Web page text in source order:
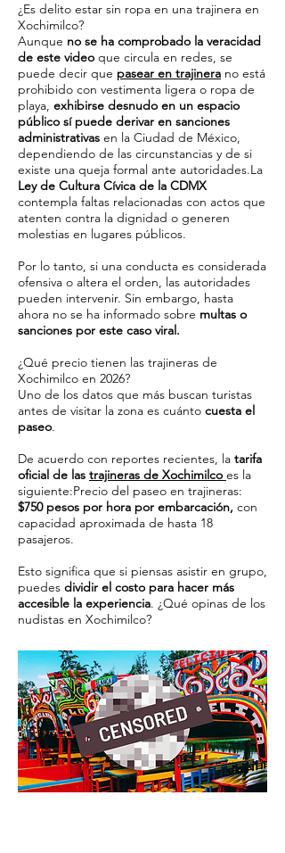
¿Es delito estar sin ropa en una trajinera en
Xochimilco?
Aunque no se ha comprobado la veracidad
de este video que circula en redes, se
puede decir que pasear en trajinera no está
prohibido con vestimenta ligera o ropa de
playa, exhibirse desnudo en un espacio
público sí puede derivar en sanciones
administrativas en la Ciudad de México,
dependiendo de las circunstancias y de si
existe una queja formal ante autoridades.La
Ley de Cultura Cívica de la CDMX
contempla faltas relacionadas con actos que
atenten contra la dignidad o generen
molestias en lugares públicos.
Por lo tanto, si una conducta es considerada
ofensiva o altera el orden, las autoridades
pueden intervenir. Sin embargo, hasta
ahora no se ha informado sobre multas o
sanciones por este caso viral.
¿Qué precio tienen las trajineras de
Xochimilco en 2026?
Uno de los datos que más buscan turistas
antes de visitar la zona es cuánto cuesta el
paseo.
De acuerdo con reportes recientes, la tarifa
oficial de las trajineras de Xochimilco es la
siguiente:Precio del paseo en trajineras:
$750 pesos por hora por embarcación, con
capacidad aproximada de hasta 18
pasajeros.
Esto significa que si piensas asistir en grupo,
puedes dividir el costo para hacer más
accesible la experiencia. ¿Qué opinas de los
nudistas en Xochimilco?